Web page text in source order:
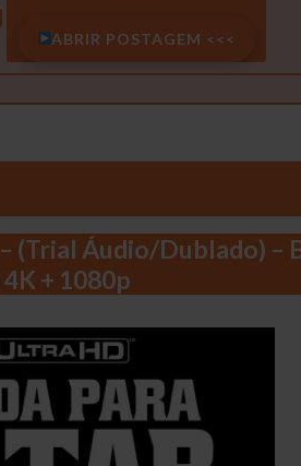
ABRIR POSTAGEM <<<
(Trial Áudio/Dublado) –
+ 1080p